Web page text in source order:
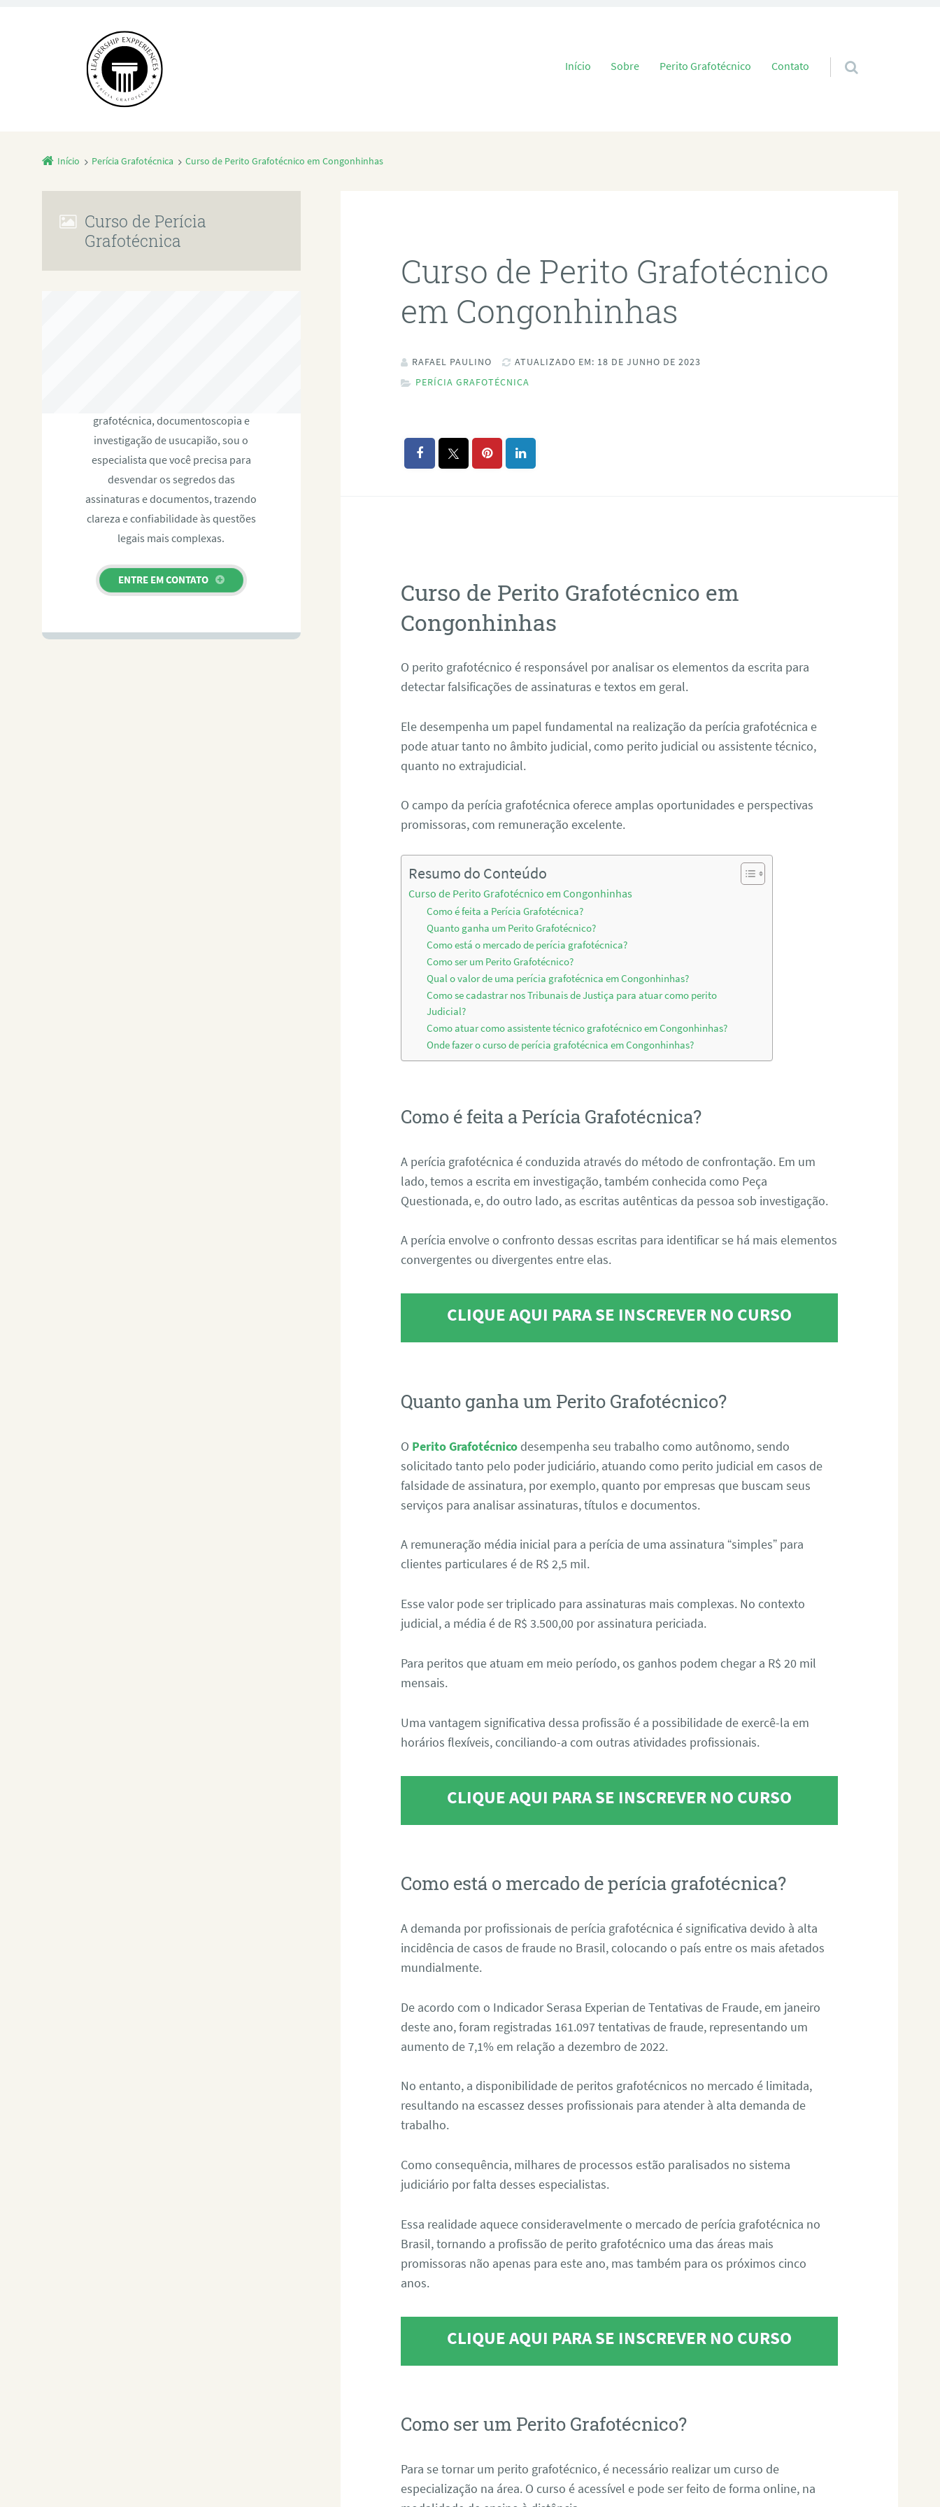
Pular para o conteúdo
Início Sobre Perito Grafotécnico Contato
Início Perícia Grafotécnica Curso de Perito Grafotécnico em Congonhinhas
Curso de Perito Grafotécnico
em Congonhinhas
RAFAEL PAULINO
ATUALIZADO EM: 18 DE JUNHO DE 2023
PERÍCIA GRAFOTÉCNICA
Curso de Perito Grafotécnico em
Congonhinhas
O perito grafotécnico é responsável por analisar os elementos da escrita para
detectar falsificações de assinaturas e textos em geral.
Ele desempenha um papel fundamental na realização da perícia grafotécnica e
pode atuar tanto no âmbito judicial, como perito judicial ou assistente técnico,
quanto no extrajudicial.
O campo da perícia grafotécnica oferece amplas oportunidades e perspectivas
promissoras, com remuneração excelente.
Resumo do Conteúdo
Curso de Perito Grafotécnico em Congonhinhas
Como é feita a Perícia Grafotécnica?
Quanto ganha um Perito Grafotécnico?
Como está o mercado de perícia grafotécnica?
Como ser um Perito Grafotécnico?
Qual o valor de uma perícia grafotécnica em Congonhinhas?
Como se cadastrar nos Tribunais de Justiça para atuar como perito
Judicial?
Como atuar como assistente técnico grafotécnico em Congonhinhas?
Onde fazer o curso de perícia grafotécnica em Congonhinhas?
Como é feita a Perícia Grafotécnica?
A perícia grafotécnica é conduzida através do método de confrontação. Em um
lado, temos a escrita em investigação, também conhecida como Peça
Questionada, e, do outro lado, as escritas autênticas da pessoa sob investigação.
A perícia envolve o confronto dessas escritas para identificar se há mais elementos
convergentes ou divergentes entre elas.
CLIQUE AQUI PARA SE INSCREVER NO CURSO
Quanto ganha um Perito Grafotécnico?
O Perito Grafotécnico desempenha seu trabalho como autônomo, sendo
solicitado tanto pelo poder judiciário, atuando como perito judicial em casos de
falsidade de assinatura, por exemplo, quanto por empresas que buscam seus
serviços para analisar assinaturas, títulos e documentos.
A remuneração média inicial para a perícia de uma assinatura “simples” para
clientes particulares é de R$ 2,5 mil.
Esse valor pode ser triplicado para assinaturas mais complexas. No contexto
judicial, a média é de R$ 3.500,00 por assinatura periciada.
Para peritos que atuam em meio período, os ganhos podem chegar a R$ 20 mil
mensais.
Uma vantagem significativa dessa profissão é a possibilidade de exercê-la em
horários flexíveis, conciliando-a com outras atividades profissionais.
CLIQUE AQUI PARA SE INSCREVER NO CURSO
Como está o mercado de perícia grafotécnica?
A demanda por profissionais de perícia grafotécnica é significativa devido à alta
incidência de casos de fraude no Brasil, colocando o país entre os mais afetados
mundialmente.
De acordo com o Indicador Serasa Experian de Tentativas de Fraude, em janeiro
deste ano, foram registradas 161.097 tentativas de fraude, representando um
aumento de 7,1% em relação a dezembro de 2022.
No entanto, a disponibilidade de peritos grafotécnicos no mercado é limitada,
resultando na escassez desses profissionais para atender à alta demanda de
trabalho.
Como consequência, milhares de processos estão paralisados no sistema
judiciário por falta desses especialistas.
Essa realidade aquece consideravelmente o mercado de perícia grafotécnica no
Brasil, tornando a profissão de perito grafotécnico uma das áreas mais
promissoras não apenas para este ano, mas também para os próximos cinco
anos.
CLIQUE AQUI PARA SE INSCREVER NO CURSO
Como ser um Perito Grafotécnico?
Para se tornar um perito grafotécnico, é necessário realizar um curso de
especialização na área. O curso é acessível e pode ser feito de forma online, na
Curso de Perícia
Grafotécnica
grafotécnica, documentoscopia e
investigação de usucapião, sou o
especialista que você precisa para
desvendar os segredos das
assinaturas e documentos, trazendo
clareza e confiabilidade às questões
legais mais complexas.
ENTRE EM CONTATO